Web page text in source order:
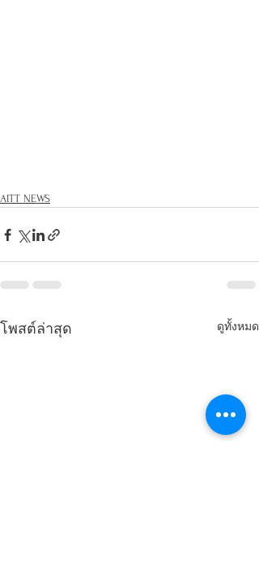
AITT NEWS
โพสต์ล่าสุด ดูทั้งหมด